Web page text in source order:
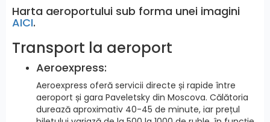
Harta aeroportului sub forma unei imagini
AICI.
Transport la aeroport
Aeroexpress:
Aeroexpress oferă servicii directe și rapide între
aeroport și gara Paveletsky din Moscova. Călătoria
durează aproximativ 40-45 de minute, iar prețul